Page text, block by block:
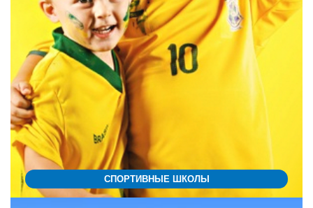
СПОРТИВНЫЕ ШКОЛЫ